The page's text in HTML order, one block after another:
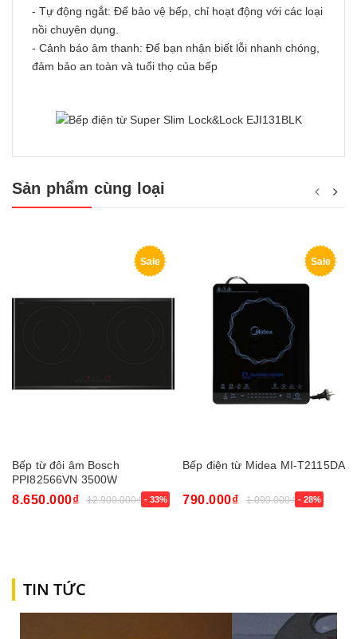
- Tự động ngắt: Để bảo vệ bếp, chỉ hoạt động với các loại
nồi chuyên dụng.
- Cảnh báo âm thanh: Để bạn nhận biết lỗi nhanh chóng,
đảm bảo an toàn và tuổi thọ của bếp
Sản phẩm cùng loại
Sale
Bếp từ đôi âm Bosch
PPI82566VN 3500W
8.650.000₫ 12.900.000₫ - 33%
Sale
Bếp điện từ Midea MI-T2115DA
790.000₫ 1.090.000₫ - 28%
TIN TỨC